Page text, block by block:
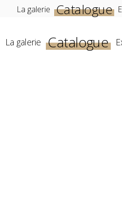
La galerie Catalogue
La galerie Catalogue